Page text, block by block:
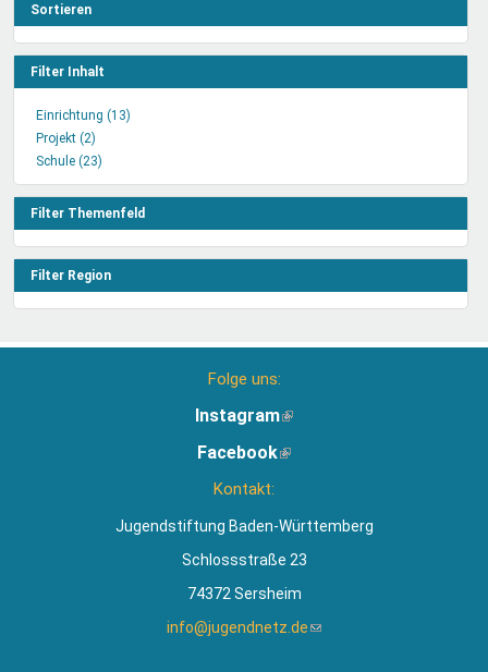
Sortieren
Filter Inhalt
Einrichtung (13)
Projekt (2)
Filter
anwenden
Schule (23)
Filter
anwenden
Filter Themenfeld
Filter Region
Folge uns:
Instagram(Link
extern)
Facebook(Link
Kontakt:
Jugendstiftung Baden-Württemberg
Schlossstraße 23
74372 Sersheim
info@jugendnetz.de(Link